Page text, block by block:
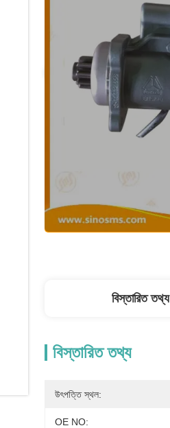
বিস্তারিত তথ্য
বিস্তারিত তথ্য
উৎপত্তি স্থল:
OE NO: